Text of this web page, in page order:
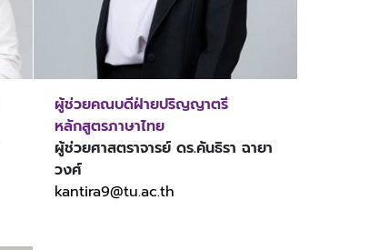
ผู้ช่วยคณบดีฝ่ายปริญญาตรี
หลักสูตรภาษาไทย
ผู้ช่วยศาสตราจารย์ ดร.คันธิรา ฉายา
วงศ์
kantira9@tu.ac.th